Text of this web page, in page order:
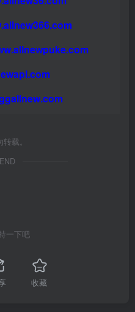
载。
一下吧
收藏